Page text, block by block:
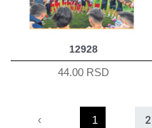
12928
44.00 RSD
‹ 1 2